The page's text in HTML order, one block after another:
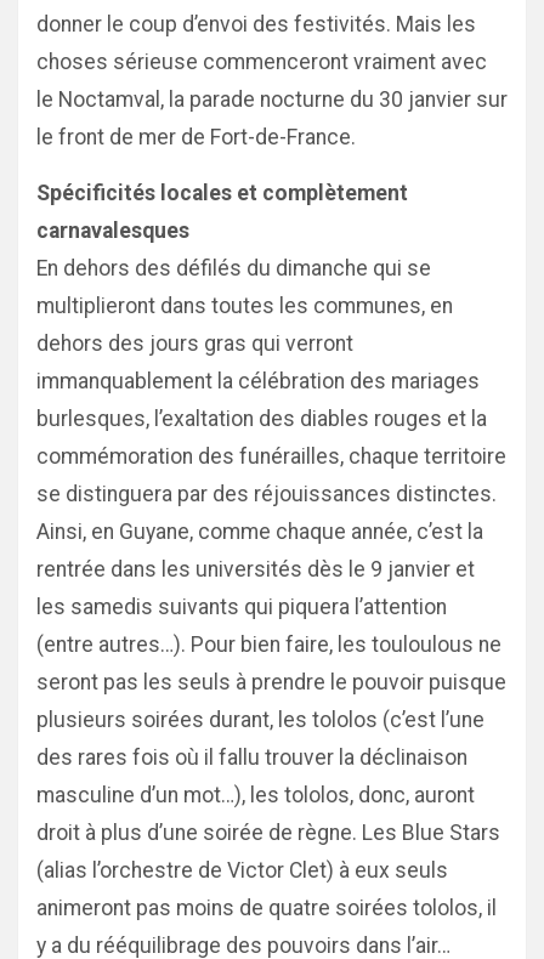
donner le coup d’envoi des festivités. Mais les
choses sérieuse commenceront vraiment avec
le Noctamval, la parade nocturne du 30 janvier sur
le front de mer de Fort-de-France.
Spécificités locales et complètement
carnavalesques
En dehors des défilés du dimanche qui se
multiplieront dans toutes les communes, en
dehors des jours gras qui verront
immanquablement la célébration des mariages
burlesques, l’exaltation des diables rouges et la
commémoration des funérailles, chaque territoire
se distinguera par des réjouissances distinctes.
Ainsi, en Guyane, comme chaque année, c’est la
rentrée dans les universités dès le 9 janvier et
les samedis suivants qui piquera l’attention
(entre autres…). Pour bien faire, les touloulous ne
seront pas les seuls à prendre le pouvoir puisque
plusieurs soirées durant, les tololos (c’est l’une
des rares fois où il fallu trouver la déclinaison
masculine d’un mot…), les tololos, donc, auront
droit à plus d’une soirée de règne. Les Blue Stars
(alias l’orchestre de Victor Clet) à eux seuls
animeront pas moins de quatre soirées tololos, il
y a du rééquilibrage des pouvoirs dans l’air…